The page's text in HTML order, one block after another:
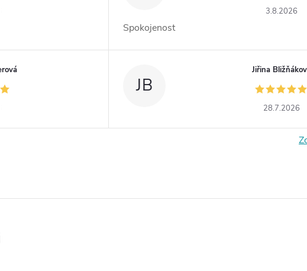
3.8.2026
Spokojenost
JB
Jiřina
28.7.2026